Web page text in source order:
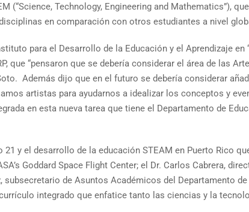
(“Science, Technology, Engineering and Mathematics”),
en comparación con otros estudiantes a nivel
para el Desarrollo de la Educación y el Aprendizaje en
que “pensaron que se debería considerar el área de las
Además dijo que en el futuro se debería considerar
artistas para ayudarnos a idealizar los conceptos y
en esta nueva tarea que tiene el Departamento de
y el desarrollo de la educación STEAM en Puerto Rico
Goddard Space Flight Center; el Dr. Carlos Cabrera,
de Asuntos Académicos del Departamento
integrado que enfatice tanto las ciencias y la